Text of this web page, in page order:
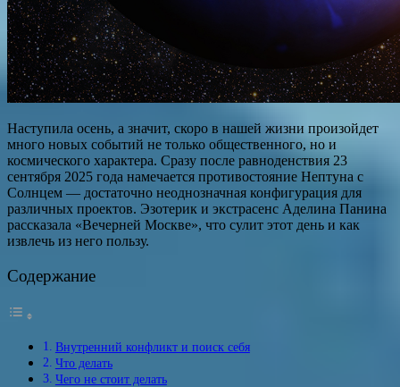
Наступила осень, а значит, скоро в нашей жизни произойдет
много новых событий не только общественного, но и
космического характера. Сразу после равноденствия 23
сентября 2025 года намечается противостояние Нептуна с
Солнцем — достаточно неоднозначная конфигурация для
различных проектов. Эзотерик и экстрасенс Аделина Панина
рассказала «Вечерней Москве», что сулит этот день и как
извлечь из него пользу.
Содержание
Внутренний конфликт и поиск себя
Что делать
Чего не стоит делать